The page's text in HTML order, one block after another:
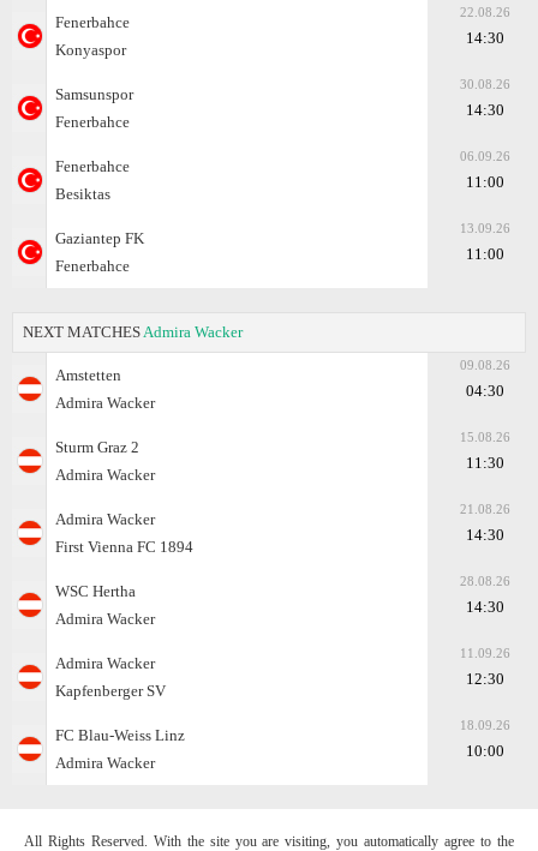
Fenerbahce
Konyaspor
22.08.26
14:30
Samsunspor
Fenerbahce
30.08.26
14:30
Fenerbahce
Besiktas
06.09.26
11:00
Gaziantep FK
Fenerbahce
13.09.26
11:00
NEXT MATCHES Admira Wacker
Amstetten
Admira Wacker
09.08.26
04:30
Sturm Graz 2
Admira Wacker
15.08.26
11:30
Admira Wacker
First Vienna FC 1894
21.08.26
14:30
WSC Hertha
Admira Wacker
28.08.26
14:30
Admira Wacker
Kapfenberger SV
11.09.26
12:30
FC Blau-Weiss Linz
Admira Wacker
18.09.26
10:00
All Rights Reserved. With the site you are visiting, you automatically agree to the